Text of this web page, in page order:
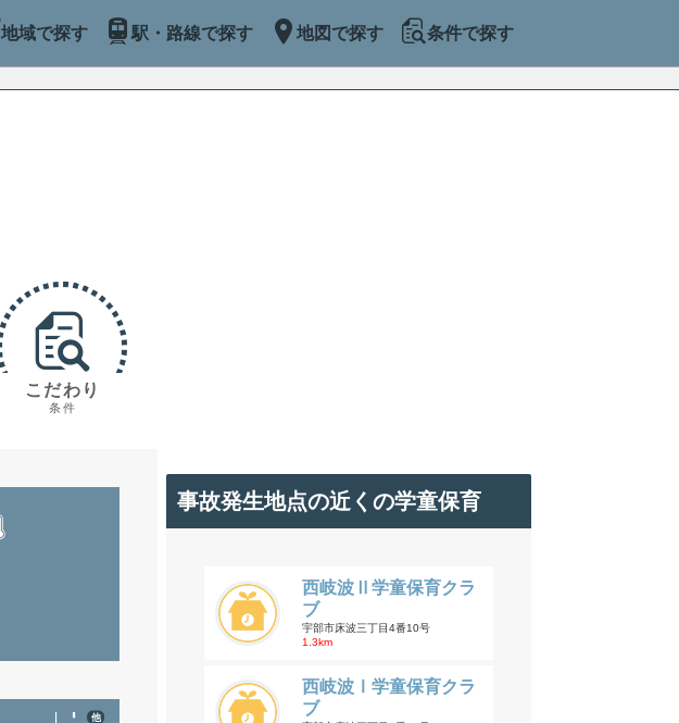
地域で探す 駅・路線で探す 地図で探す 条件で探す
こだわり
条件
他
事故発生地点の近くの学童保育
西岐波Ⅱ学童保育クラ
ブ
宇部市床波三丁目4番10号
1.3km
西岐波Ⅰ学童保育クラ
ブ